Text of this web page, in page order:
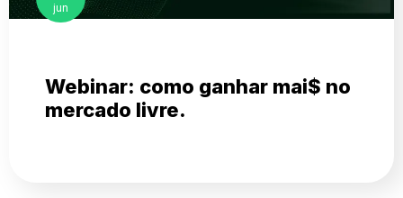
jun
Webinar: como ganhar mai$ no
mercado livre.